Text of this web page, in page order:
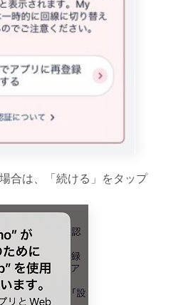
合は、「続ける」をタップ